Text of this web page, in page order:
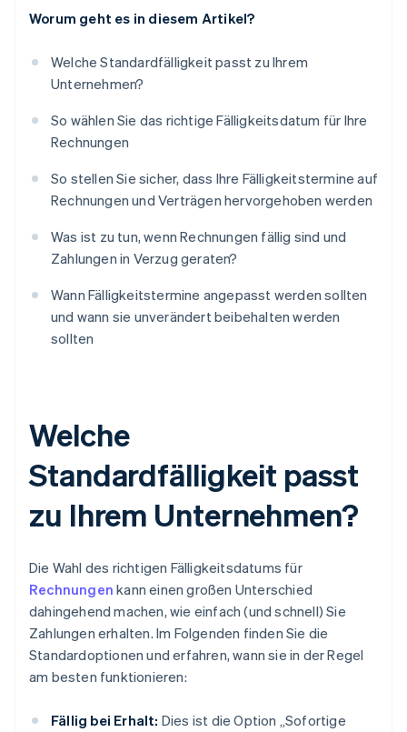
Worum geht es in diesem Artikel?
Welche Standardfälligkeit passt zu Ihrem
Unternehmen?
So wählen Sie das richtige Fälligkeitsdatum für Ihre
Rechnungen
So stellen Sie sicher, dass Ihre Fälligkeitstermine auf
Rechnungen und Verträgen hervorgehoben werden
Was ist zu tun, wenn Rechnungen fällig sind und
Zahlungen in Verzug geraten?
Wann Fälligkeitstermine angepasst werden sollten
und wann sie unverändert beibehalten werden
sollten
Welche
Standardfälligkeit passt
zu Ihrem Unternehmen?
Die Wahl des richtigen Fälligkeitsdatums für
Rechnungen kann einen großen Unterschied
dahingehend machen, wie einfach (und schnell) Sie
Zahlungen erhalten. Im Folgenden finden Sie die
Standardoptionen und erfahren, wann sie in der Regel
am besten funktionieren:
Fällig bei Erhalt: Dies ist die Option „Sofortige